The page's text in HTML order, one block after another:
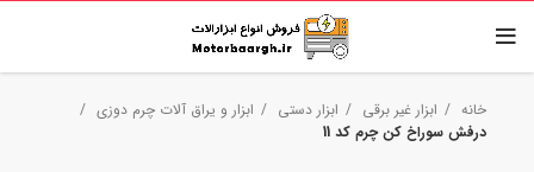
خانه ابزار غیر برقی ابزار دستی
ابزار و یراق آلات چرم دوزی
درفش سوراخ کن چرم کد 11